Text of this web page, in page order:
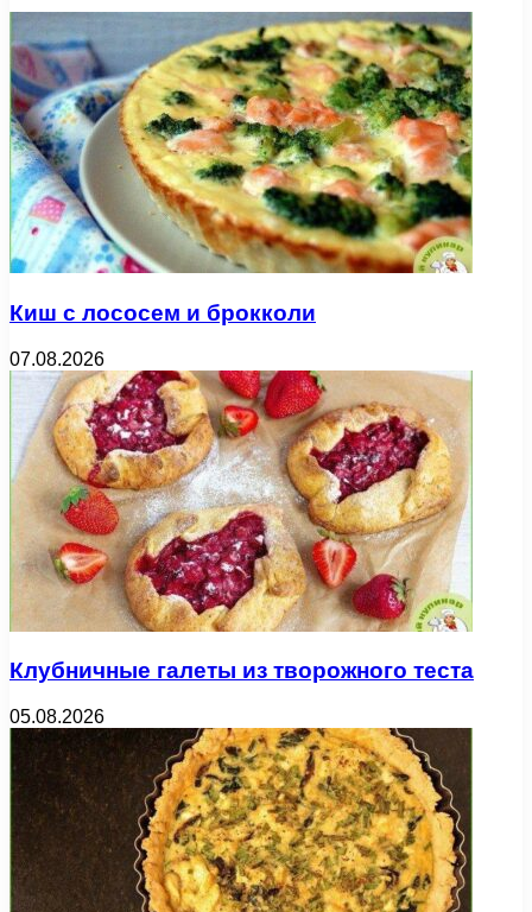
Киш с лососем и брокколи
07.08.2026
Клубничные галеты из творожного теста
05.08.2026